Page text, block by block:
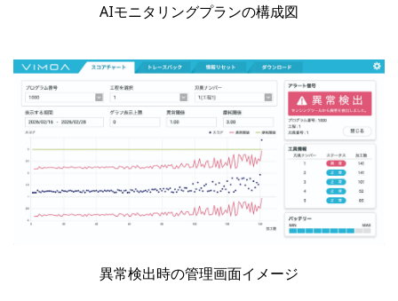
AIモニタリングプランの構成図
異常検出時の管理画面イメージ